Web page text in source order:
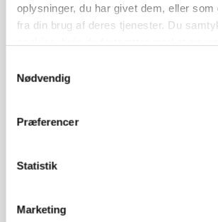
oplysninger, du har givet dem, eller som
fra din brug af deres tjenester. Du
Nødvendig
Præferencer
Statistik
Marketing
»Nu stopper I«:
protestgruppe vil demonstrere
gødskningslov
Snart kan man søge tilskud til